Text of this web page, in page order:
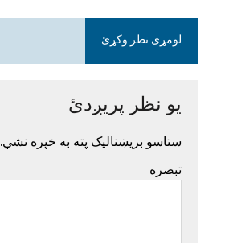
لومړی نظر وکړئ
یو نظر پریږدئ
ستاسو بریښنالیک پته به خپره نشي.
تبصره